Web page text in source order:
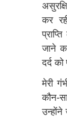
कर
जाने
दर्द
मेरी
कौन-
उन्होंने